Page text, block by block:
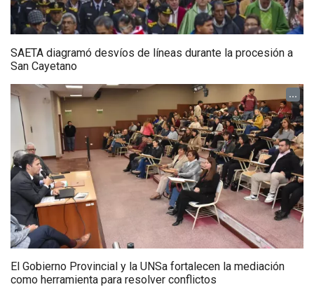
SAETA diagramó desvíos de líneas durante la procesión a
San Cayetano
...
El Gobierno Provincial y la UNSa fortalecen la mediación
como herramienta para resolver conflictos